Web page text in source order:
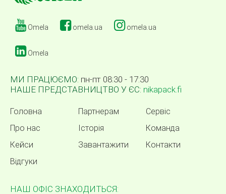
Omela omela.ua omela.ua
Omela
МИ ПРАЦЮЄМО: пн-пт 08:30 - 17:30
НАШЕ ПРЕДСТАВНИЦТВО У ЄС: nikapack.fi
Головна Партнерам
Сервіс
Про нас
Історія
Команда
Кейси
Завантажити
Контакти
Відгуки
НАШ ОФІС ЗНАХОДИТЬСЯ: